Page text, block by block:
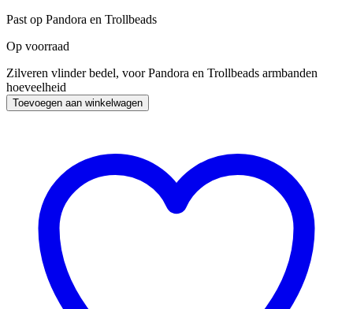
Past op Pandora en Trollbeads
Op voorraad
Zilveren vlinder bedel, voor Pandora en Trollbeads armbanden
hoeveelheid
Toevoegen aan winkelwagen